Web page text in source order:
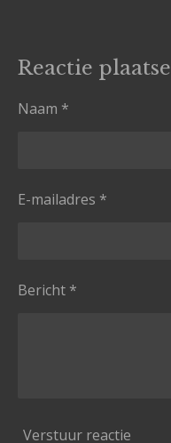
Reactie
Naam *
E-mailadres *
Bericht *
Verstuur reactie